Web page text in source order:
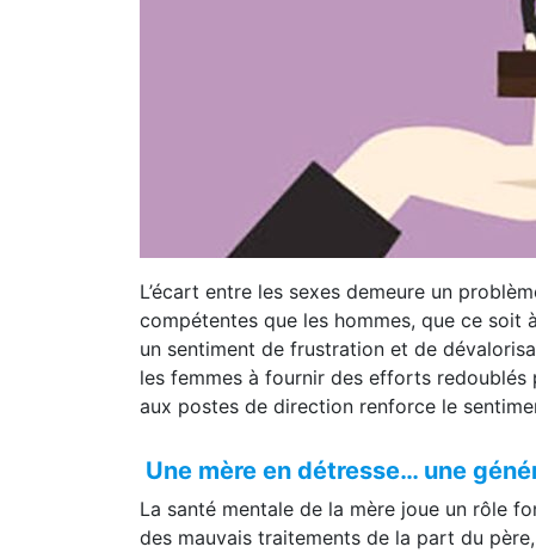
L’écart entre les sexes demeure un
compétentes que les hommes, que ce soit
un sentiment de frustration et de
les femmes à fournir des efforts redoublés
aux postes de direction renforce le
Une mère en détresse… une
La santé mentale de la mère joue un rôle
des mauvais traitements de la part du